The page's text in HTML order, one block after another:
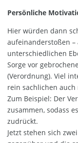
Persönliche
Hier würden dann
aufeinanderstoßen
unterschiedlichen
Sorge vor
(Verordnung). Viel
rein sachlichen
Zum Beispiel: Der
zusammen, sodass
zudrückt.
Jetzt stehen sich